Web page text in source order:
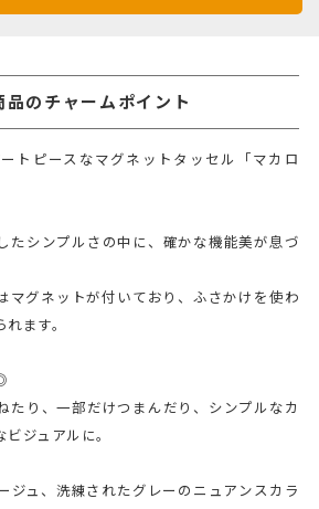
品のチャームポイント
トピースなマグネットタッセル「マカロ
たシンプルさの中に、確かな機能美が息づ
マグネットが付いており、ふさかけを使わ
ます。
たり、一部だけつまんだり、シンプルなカ
ジュアルに。
ジュ、洗練されたグレーのニュアンスカラ